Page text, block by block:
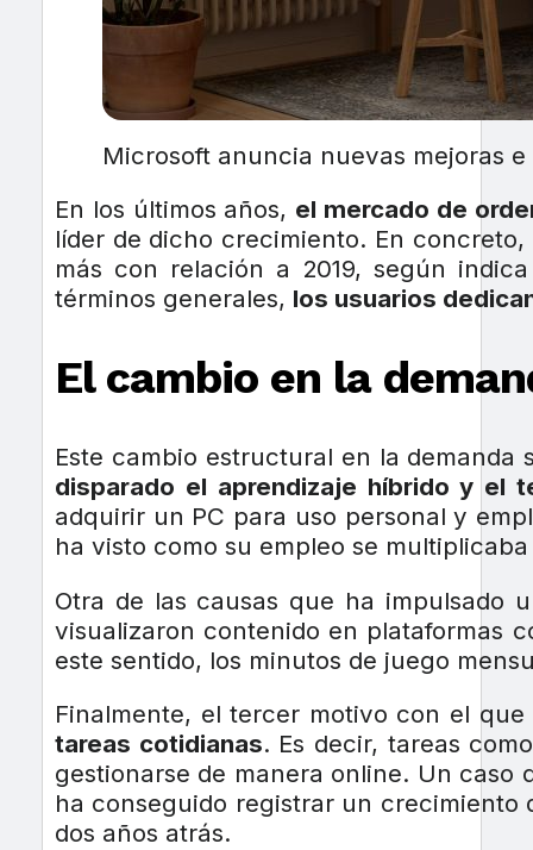
Microsoft anuncia nuevas mejoras
En los últimos años, el mercado de
líder de dicho crecimiento. En
más con relación a 2019, según
términos generales, los usuarios
El cambio en la
Este cambio estructural en la demanda
disparado el aprendizaje híbrido y el
adquirir un PC para uso personal y
ha visto como su empleo se
Otra de las causas que ha impulsado
visualizaron contenido en plataformas
este sentido, los minutos de juego
Finalmente, el tercer motivo con el
tareas cotidianas. Es decir, tareas
gestionarse de manera online. Un
ha conseguido registrar un crecimiento
dos años atrás.